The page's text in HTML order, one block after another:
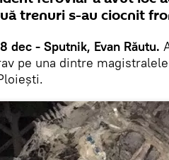
trenuri s-au ciocnit
dec - Sputnik, Evan Răutu.
pe una dintre